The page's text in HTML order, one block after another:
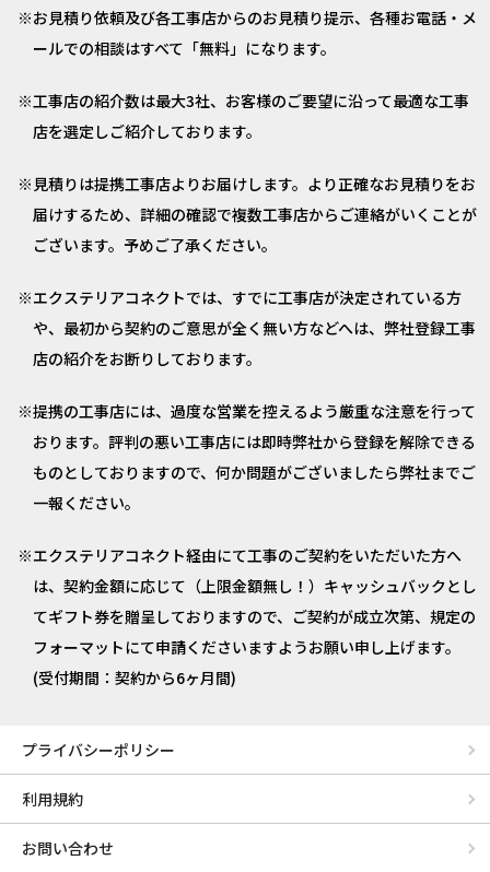
お見積り依頼及び各工事店からのお見積り提示、各種お電話・メ
ールでの相談はすべて「無料」になります。
工事店の紹介数は最大3社、お客様のご要望に沿って最適な工事
店を選定しご紹介しております。
見積りは提携工事店よりお届けします。より正確なお見積りをお
届けするため、詳細の確認で複数工事店からご連絡がいくことが
ございます。予めご了承ください。
エクステリアコネクトでは、すでに工事店が決定されている方
や、最初から契約のご意思が全く無い方などへは、弊社登録工事
店の紹介をお断りしております。
提携の工事店には、過度な営業を控えるよう厳重な注意を行って
おります。評判の悪い工事店には即時弊社から登録を解除できる
ものとしておりますので、何か問題がございましたら弊社までご
一報ください。
エクステリアコネクト経由にて工事のご契約をいただいた方へ
は、契約金額に応じて（上限金額無し！）キャッシュバックとし
てギフト券を贈呈しておりますので、ご契約が成立次第、規定の
フォーマットにて申請くださいますようお願い申し上げます。
(受付期間：契約から6ヶ月間)
プライバシーポリシー
利用規約
お問い合わせ